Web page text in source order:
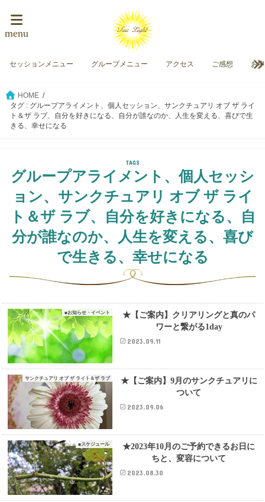
menu
セッションメニュー グループメニュー アクセス ご感想 お
HOME
タグ : グループアライメント、個人セッション、サンクチュアリ オブ ザ ライ
ト＆ザ ラブ、自分を好きになる、自分が誰なのか、人生を変える、喜びで生
きる、幸せになる
グループアライメント、個人セッシ
ョン、サンクチュアリ オブ ザ ライ
ト＆ザ ラブ、自分を好きになる、自
分が誰なのか、人生を変える、喜び
で生きる、幸せになる
■お知らせ・イベント
★【ご案内】クリアリングと真のパ
ワーと繋がる1day
2023.09.11
サンクチュアリ オブ ザ ライト＆ザ ラブ
★【ご案内】9月のサンクチュアリに
ついて
2023.09.06
■スケジュール
★2023年10月のご予約できるお日に
ちと、変容について
2023.08.30